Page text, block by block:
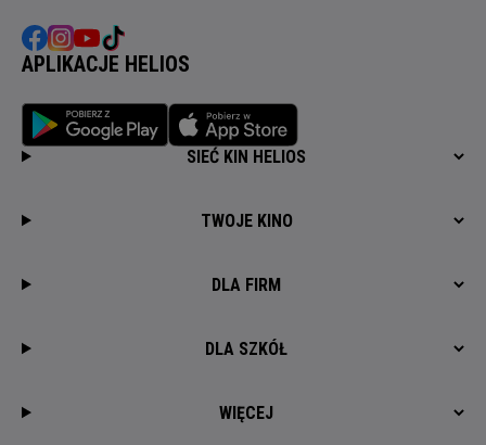
APLIKACJE HELIOS
SIEĆ KIN HELIOS
TWOJE KINO
DLA FIRM
DLA SZKÓŁ
WIĘCEJ